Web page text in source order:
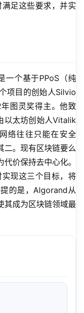
足这些要求，并实
一个基于PPoS（纯
项目的创始人Silvio
图灵奖得主。他致
以太坊创始人Vitalik
络往往只能在安全
二。现有区块链要么
价保持去中心化。
现这三个目标，将
的是，Algorand从
其成为区块链领域最